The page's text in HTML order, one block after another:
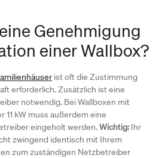
Genehmigung
einer Wallbox?
ist oft die Zustimmung
erforderlich. Zusätzlich ist eine
notwendig. Bei Wallboxen mit
kW muss außerdem eine
eingeholt werden.Wichtig: Ihr
zwingend identisch mit Ihrem
zum zuständigen Netzbetreiber